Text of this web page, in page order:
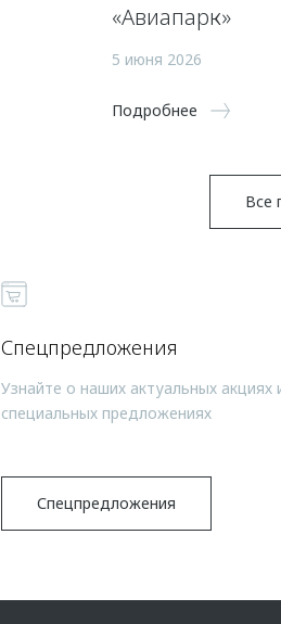
«Авиапарк»
5 июня 2026
Подробнее
Все
Спецпредложения
Узнайте о наших актуальных акциях
специальных предложениях
Спецпредложения